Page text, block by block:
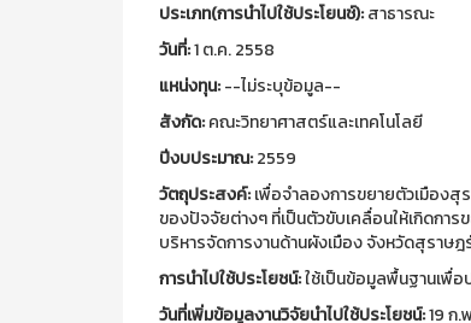
ประเภท(การนำไปใช้ประโยนช์):สาธารณะ
วันที่:1 ต.ค. 2558
แหน่งทุน:--ไม่ระบุข้อมูล--
สังกัด:คณะวิทยาศาสตร์และเทคโนโลยี
ปีงบประมาณ:2559
วัตถุประสงค์:เพื่อจำลองการขยายตัวเมืองสุ
ของปัจจัยต่างๆ ที่เป็นตัวขับเคลื่อนให้เกิดกา
บริหารจัดการงานด้านผังเมือง จังหวัดสุราษฎ
การนำไปใช้ประโยชน์:ใช้เป็นข้อมูลพื้นฐานเพื่
วันที่เพิ่มข้อมูลงานวิจัยนำไปใช้ประโยชน์:19 ก.